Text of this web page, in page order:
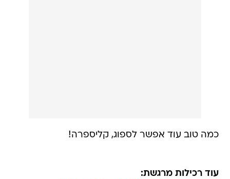
כמה טוב עוד אפשר לספוג, קליספרה!
עוד רכילות מרגשת: